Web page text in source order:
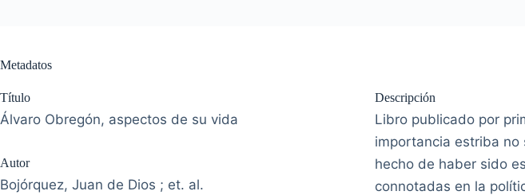
Metadatos
Título
Álvaro Obregón, aspectos de su vida
Autor
Bojórquez, Juan de Dios ; et. al.
Descripción
Libro publicado por
importancia estriba no
hecho de haber sido
connotadas en la